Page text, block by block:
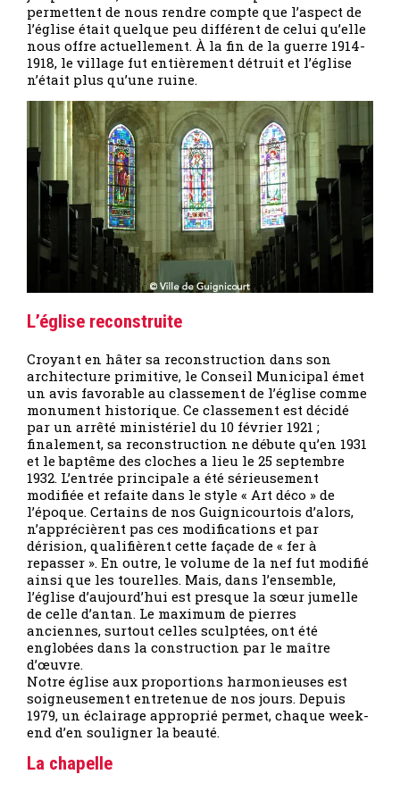
permettent de nous rendre compte que l’aspect de
l’église était quelque peu différent de celui qu’elle
nous offre actuellement. À la fin de la guerre 1914-
1918, le village fut entièrement détruit et l’église
n’était plus qu’une ruine.
L’église reconstruite
Croyant en hâter sa reconstruction dans son
architecture primitive, le Conseil Municipal émet
un avis favorable au classement de l’église comme
monument historique. Ce classement est décidé
par un arrêté ministériel du 10 février 1921 ;
finalement, sa reconstruction ne débute qu’en 1931
et le baptême des cloches a lieu le 25 septembre
1932. L’entrée principale a été sérieusement
modifiée et refaite dans le style « Art déco » de
l’époque. Certains de nos Guignicourtois d’alors,
n’apprécièrent pas ces modifications et par
dérision, qualifièrent cette façade de « fer à
repasser ». En outre, le volume de la nef fut modifié
ainsi que les tourelles. Mais, dans l’ensemble,
l’église d’aujourd’hui est presque la sœur jumelle
de celle d’antan. Le maximum de pierres
anciennes, surtout celles sculptées, ont été
englobées dans la construction par le maître
d’œuvre.
Notre église aux proportions harmonieuses est
soigneusement entretenue de nos jours. Depuis
1979, un éclairage approprié permet, chaque week-
end d’en souligner la beauté.
La chapelle